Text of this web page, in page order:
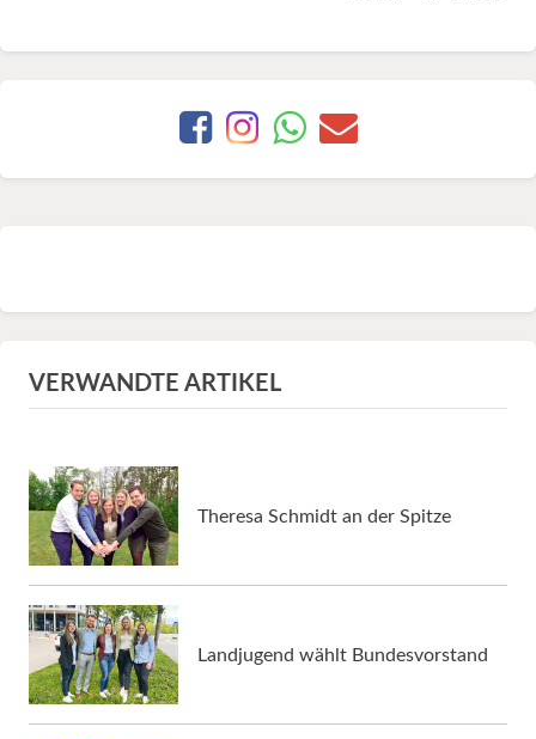
VERWANDTE ARTIKEL
Theresa Schmidt an der Spitze
Landjugend wählt Bundesvorstand